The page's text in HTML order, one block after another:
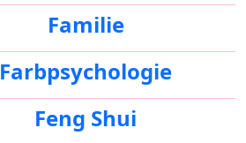
Familie
Farbpsychologie
Feng Shui